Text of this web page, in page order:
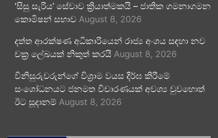
‘සිසු සැරිය’ සේවාව ක්‍රියාත්මකයි – ජාතික ගමනාගමන
කොමිෂන් සභාව August 8, 2026
දත්ත ආරක්ෂණ අධිකාරියෙන් රාජ්‍ය අංශය සඳහා නව
චක්‍ර ලේඛයක් නිකුත් කරයි August 8, 2026
විනිසුරුවරුන්ගේ විශ්‍රාම වයස දීර්ඝ කිරීමේ
සංශෝධනයට ජනමත විචාරණයක් අවශ්‍ය වුවහොත්
ඊට සූදානම් August 8, 2026